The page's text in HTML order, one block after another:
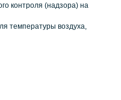
контроля (надзора) на
температуры воздуха,